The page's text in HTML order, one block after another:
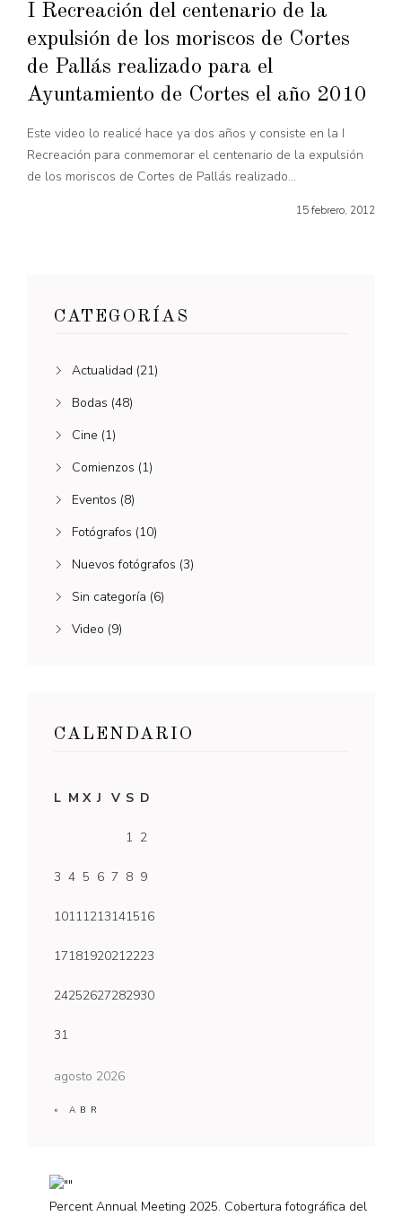
I Recreación del centenario de la
expulsión de los moriscos de Cortes
de Pallás realizado para el
Ayuntamiento de Cortes el año 2010
Este video lo realicé hace ya dos años y consiste en la I
Recreación para conmemorar el centenario de la expulsión
de los moriscos de Cortes de Pallás realizado...
15 febrero, 2012
CATEGORÍAS
Actualidad (21)
Bodas (48)
Cine (1)
Comienzos (1)
Eventos (8)
Fotógrafos (10)
Nuevos fotógrafos (3)
Sin categoría (6)
Video (9)
CALENDARIO
agosto 2026
L M X J V S D
1 2
3 4 5 6 7 8 9
10111213141516
17181920212223
24252627282930
31
« ABR
Percent Annual Meeting 2025. Cobertura fotográfica del